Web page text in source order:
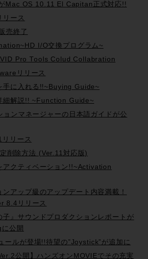
Mac OS 10.11 El Capitan正式対応!!
ース
売終了
I/O交換プログラム~
Pro Tools Colud Collabration
リリース
手に入れる!!~Buying Guide~
細解説!! ~Function Guide~
ョンマネージャーの日本語ガイドが公
リース
削除方法 (Ver.11対応版)
クティベーション!!~Activation
ンアップ級のアップデート内容満載！
8.4リリース
子』サウンドプロダクションレポートが
公開
ールが登場!!待望の”Joystick”が追加に
公開】ハンズオンMOVIEでその充実